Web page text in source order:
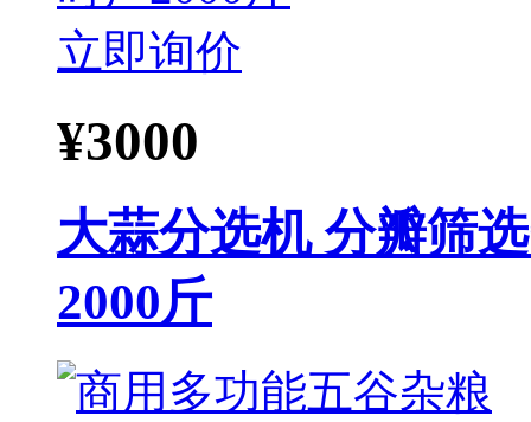
立即询价
¥3000
大蒜分选机 分瓣筛
2000斤